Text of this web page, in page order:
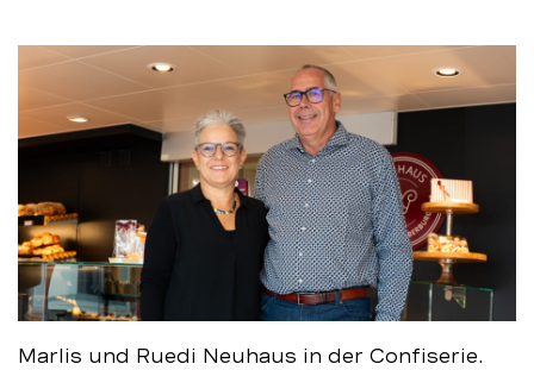
Marlis und Ruedi Neuhaus in der Confiserie.